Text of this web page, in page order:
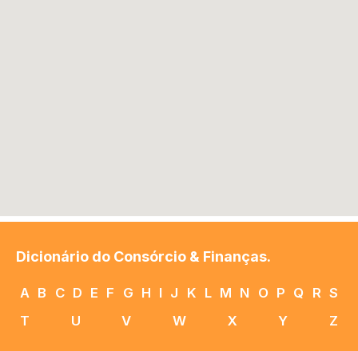
Dicionário do Consórcio & Finanças.
A B C D E F G H I J K L M N O P Q R S
T
U V W X Y Z